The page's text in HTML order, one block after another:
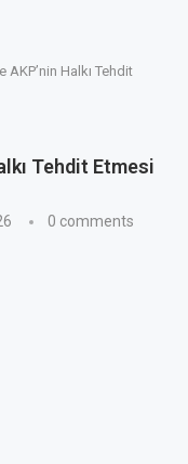
Halkı Tehdit
Tehdit Etmesi
0 comments